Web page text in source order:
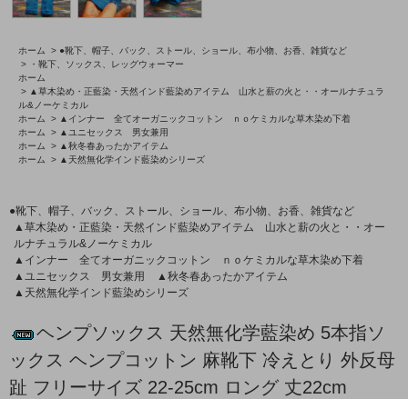
ホーム > ●靴下、帽子、バック、ストール、ショール、布小物、お香、雑貨など
>
・靴下、ソックス、レッグウォーマー
ホーム
> ▲草木染め・正藍染・天然インド藍染めアイテム 山水と薪の火と・・オールナチュラ
ル&ノーケミカル
ホーム
> ▲インナー 全てオーガニックコットン ｎｏケミカルな草木染め下着
ホーム
> ▲ユニセックス 男女兼用
ホーム
> ▲秋冬春あったかアイテム
ホーム
> ▲天然無化学インド藍染めシリーズ
●靴下、帽子、バック、ストール、ショール、布小物、お香、雑貨など
▲草木染め・正藍染・天然インド藍染めアイテム 山水と薪の火と・・オー
ルナチュラル&ノーケミカル
▲インナー 全てオーガニックコットン ｎｏケミカルな草木染め下着
▲ユニセックス 男女兼用
▲秋冬春あったかアイテム
▲天然無化学インド藍染めシリーズ
ヘンプソックス 天然無化学藍染め 5本指ソ
ックス ヘンプコットン 麻靴下 冷えとり 外反母
趾 フリーサイズ 22-25cm ロング 丈22cm